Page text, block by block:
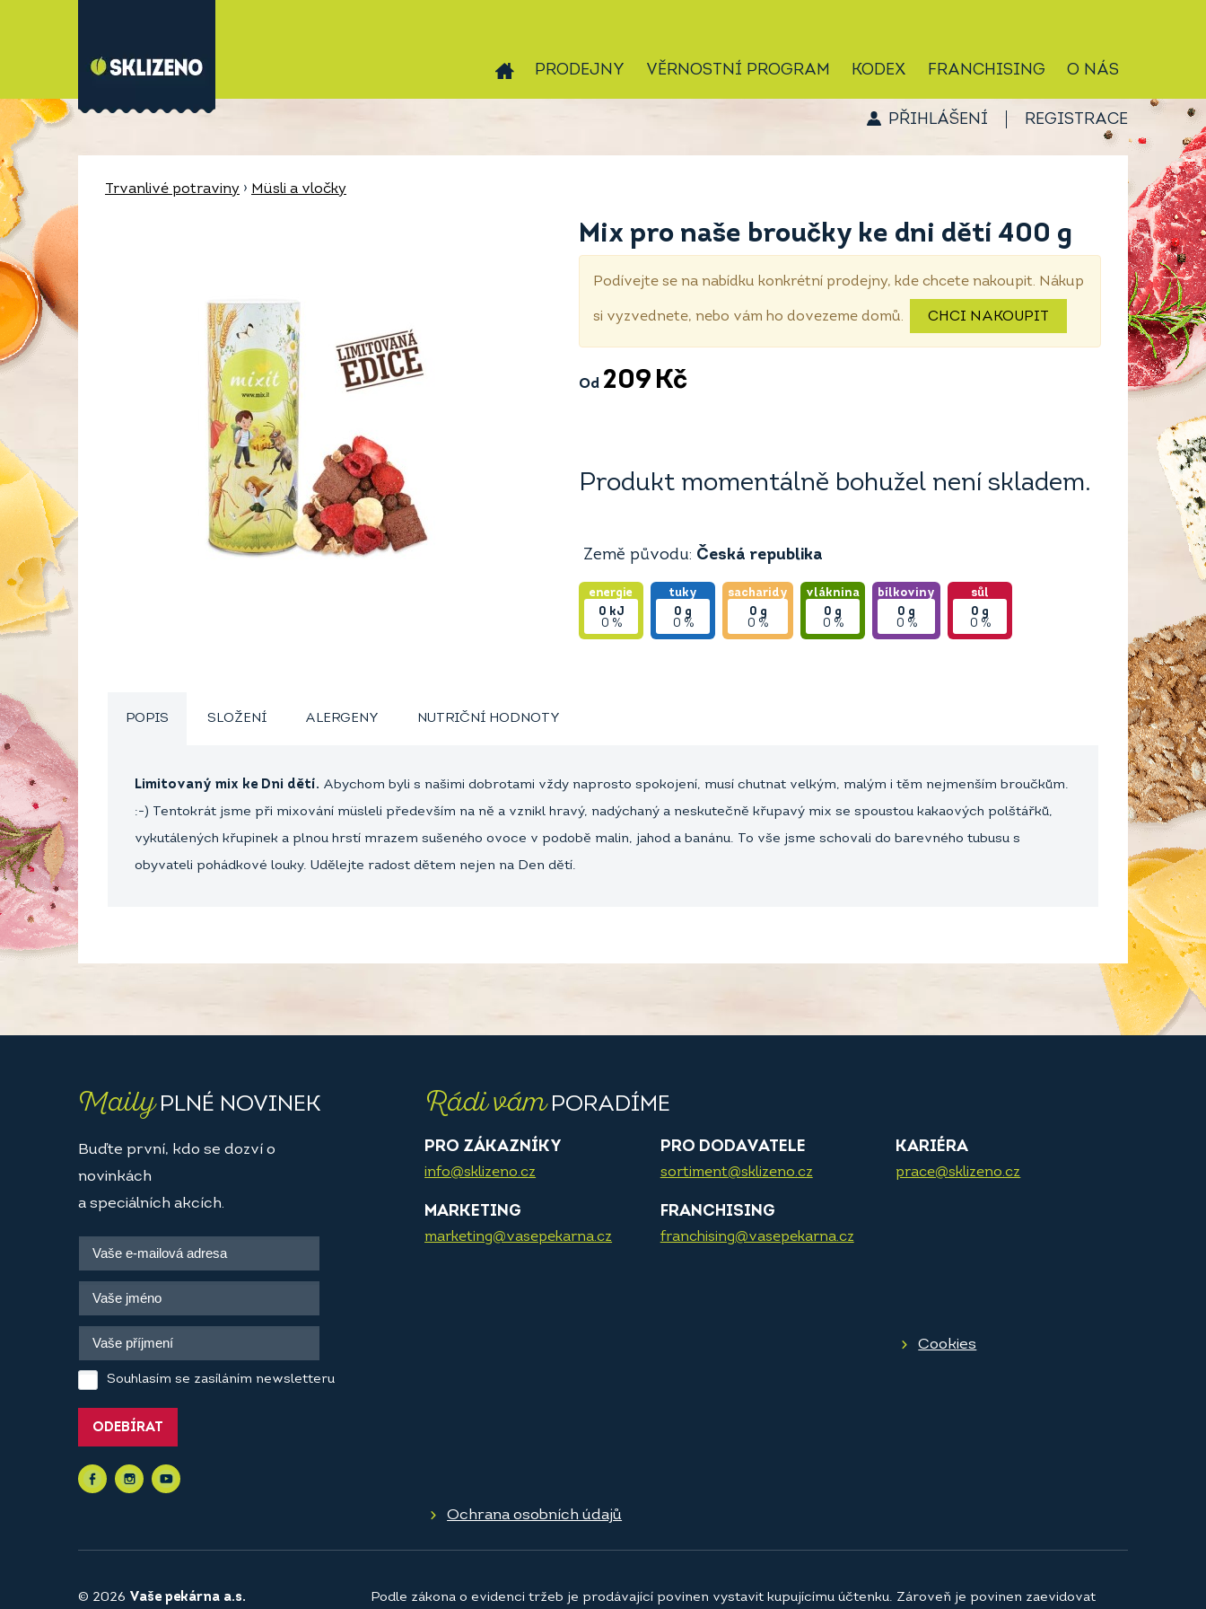
PRODEJNY VĚRNOSTNÍ PROGRAM KODEX FRANCHISING O NÁS
PŘIHLÁŠENÍ REGISTRACE
Trvanlivé potraviny › Müsli a vločky
Mix pro naše broučky ke dni dětí 400 g
Podívejte se na nabídku konkrétní prodejny, kde chcete nakoupit. Nákup
si vyzvednete, nebo vám ho dovezeme domů. CHCI NAKOUPIT
Od 209 Kč
Produkt momentálně bohužel není skladem.
Země původu: Česká republika
energie
0 kJ
0 %
tuky
0 g
0 %
sacharidy
0 g
0 %
vláknina
0 g
0 %
bílkoviny
0 g
0 %
sůl
0 g
0 %
POPIS SLOŽENÍ ALERGENY NUTRIČNÍ HODNOTY
Limitovaný mix ke Dni dětí. Abychom byli s našimi dobrotami vždy naprosto spokojení, musí chutnat velkým, malým i těm nejmenším broučkům.
:-) Tentokrát jsme při mixování müsleli především na ně a vznikl hravý, nadýchaný a neskutečně křupavý mix se spoustou kakaových polštářků,
vykutálených křupinek a plnou hrstí mrazem sušeného ovoce v podobě malin, jahod a banánu. To vše jsme schovali do barevného tubusu s
obyvateli pohádkové louky. Udělejte radost dětem nejen na Den dětí.
MailyPLNÉ NOVINEK
Buďte první, kdo se dozví o
novinkách
a speciálních akcích.
Souhlasím se zasíláním newsletteru
ODEBÍRAT
Rádi vámPORADÍME
PRO ZÁKAZNÍKY
info@sklizeno.cz
PRO DODAVATELE
sortiment@sklizeno.cz
KARIÉRA
prace@sklizeno.cz
MARKETING
marketing@vasepekarna.cz
FRANCHISING
franchising@vasepekarna.cz
Cookies
Ochrana osobních údajů
© 2026 Vaše pekárna a.s. Podle zákona o evidenci tržeb je prodávající povinen vystavit kupujícímu účtenku. Zároveň je povinen zaevidovat